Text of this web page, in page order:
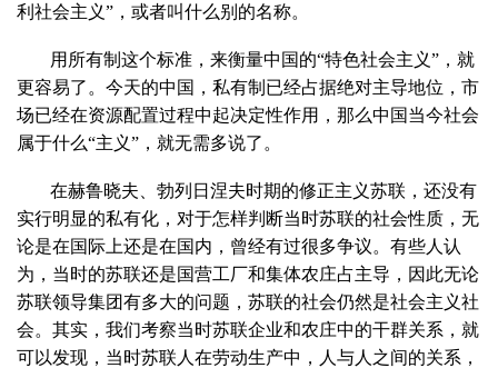
利社会主义”，或者叫什么别的名称。
用所有制这个标准，来衡量中国的“特色社会主义”，就
更容易了。今天的中国，私有制已经占据绝对主导地位，市
场已经在资源配置过程中起决定性作用，那么中国当今社会
属于什么“主义”，就无需多说了。
在赫鲁晓夫、勃列日涅夫时期的修正主义苏联，还没有
实行明显的私有化，对于怎样判断当时苏联的社会性质，无
论是在国际上还是在国内，曾经有过很多争议。有些人认
为，当时的苏联还是国营工厂和集体农庄占主导，因此无论
苏联领导集团有多大的问题，苏联的社会仍然是社会主义社
会。其实，我们考察当时苏联企业和农庄中的干群关系，就
可以发现，当时苏联人在劳动生产中，人与人之间的关系，